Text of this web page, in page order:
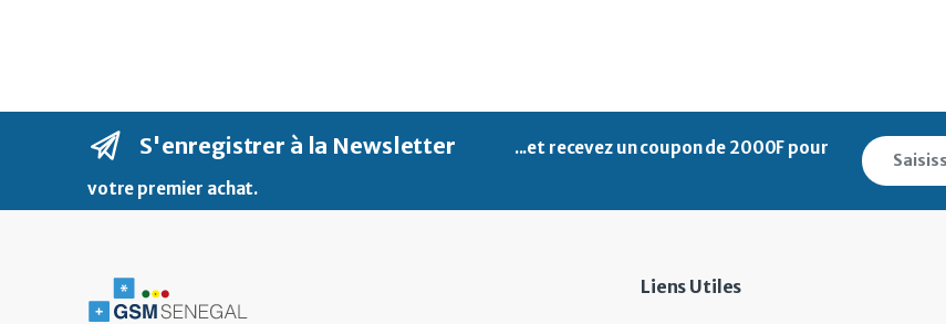
S'enregistrer à la Newsletter ...et recevez uncoupon de 2000F pour
votre premier achat.
Liens Utiles